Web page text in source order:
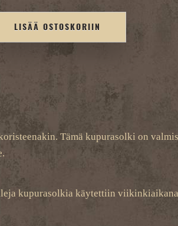
LISÄÄ OSTOSKORIIN
Tämä kupurasolki on
kupurasolkia käytettiin